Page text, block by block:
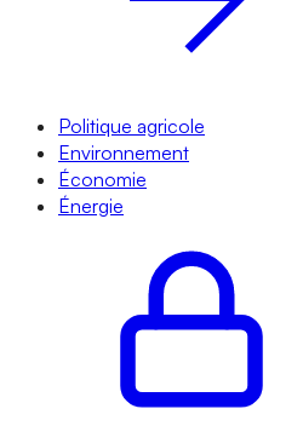
Politique agricole
Environnement
Économie
Énergie